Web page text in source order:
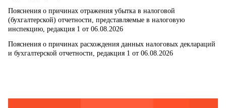
Пояснения о причинах отражения убытка в налоговой
(бухгалтерской) отчетности, представляемые в налоговую
инспекцию, редакция 1 от 06.08.2026
Пояснения о причинах расхождения данных налоговых деклараций
и бухгалтерской отчетности, редакция 1 от 06.08.2026